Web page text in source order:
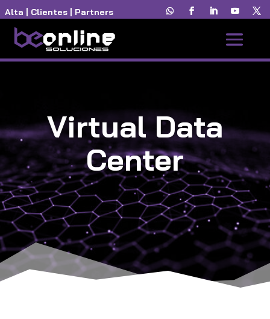
Alta Clientes Partners
Virtual Data
Center